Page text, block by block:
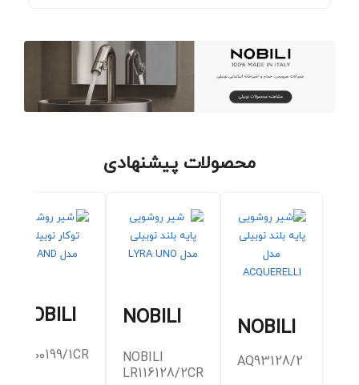
محصولات پیشنهادی
NOBILI
AQ93128/2
NOBILI
NOBILI
LR116128/2CR
NOBILI
SA00199/1CR